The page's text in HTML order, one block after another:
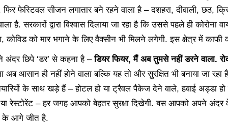
फेस्टिवल सीजन लगातार बने रहने वाला है – दशहरा, दीवाली, छठ,
है. सरकारों द्वारा विश्वास दिलाया जा रहा है कि उससे पहले ही कोरोना
कोविड को मार भगाने के लिए वैक्सीन भी मिलने लगेगी. इस क्षेत्र में काफी
छिपे ‘डर’ से कहना है –डियर फियर, मैं अब तुमसे नहीं डरने वाला.
आसान ही नहीं होने वाला बल्कि यह तो और सुरक्षित भी बनाया जा
के साथ खड़े हैं – होटल हो या ट्रैवल पैकेज देने वाले, हवाई अड्डा हो
या रेस्टोरेंट – हर जगह आपको बेहतर सुरक्षा दिखेगी. बस आपको अपने अंदर
के आगे जीत है.